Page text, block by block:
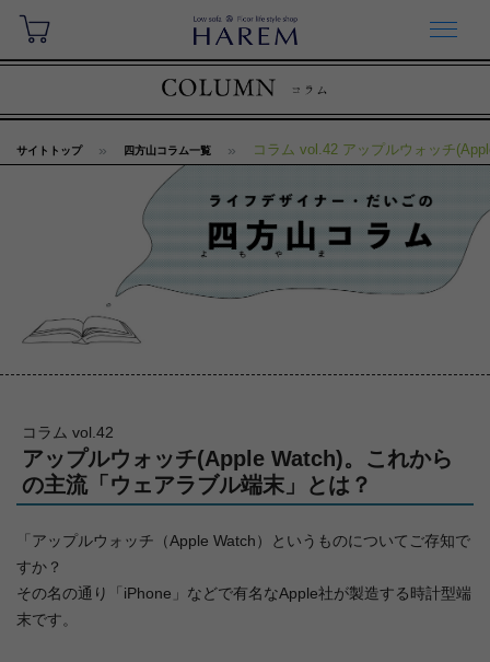
サイトトップ 四方山コラム一覧 コラム vol.42 アップルウォッチ
コラム vol.42
アップルウォッチ(Apple Watch)。これから
の主流「ウェアラブル端末」とは？
「アップルウォッチ（Apple Watch）というものについてご存知で
すか？
その名の通り「iPhone」などで有名なApple社が製造する時計型端
末です。